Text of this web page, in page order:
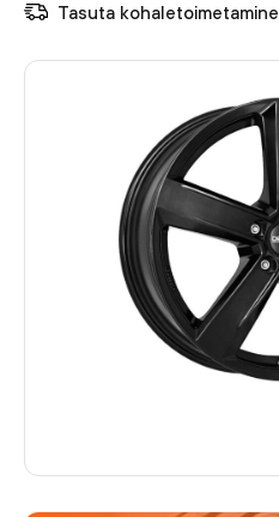
Tasuta kohaletoimetamine